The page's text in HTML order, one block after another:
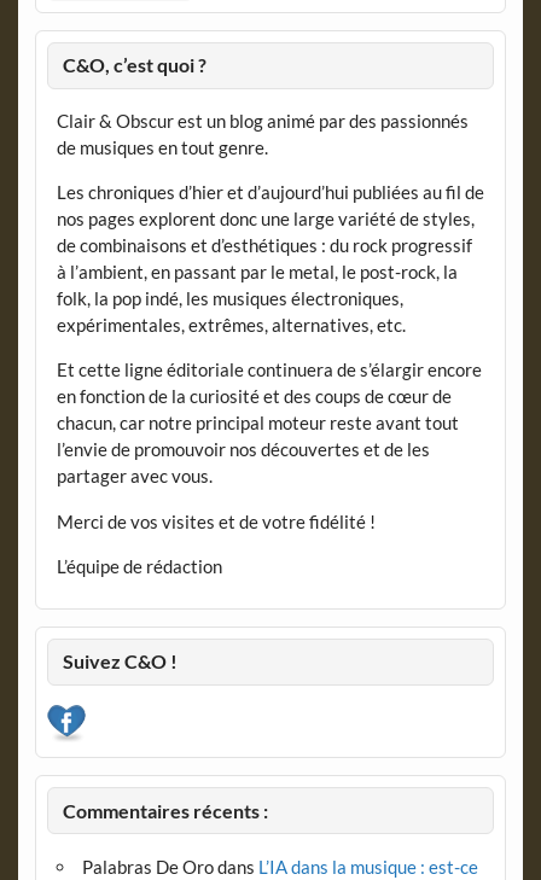
C&O, c’est quoi ?
Clair & Obscur est un blog animé par des passionnés
de musiques en tout genre.
Les chroniques d’hier et d’aujourd’hui publiées au fil de
nos pages explorent donc une large variété de styles,
de combinaisons et d’esthétiques : du rock progressif
à l’ambient, en passant par le metal, le post-rock, la
folk, la pop indé, les musiques électroniques,
expérimentales, extrêmes, alternatives, etc.
Et cette ligne éditoriale continuera de s’élargir encore
en fonction de la curiosité et des coups de cœur de
chacun, car notre principal moteur reste avant tout
l’envie de promouvoir nos découvertes et de les
partager avec vous.
Merci de vos visites et de votre fidélité !
L’équipe de rédaction
Suivez C&O !
Commentaires récents :
Palabras De Orodans L’IA dans la musique : est-ce